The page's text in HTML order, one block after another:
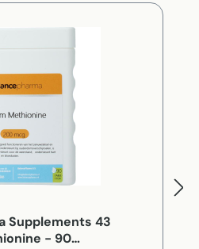
Supplements 43
- 90